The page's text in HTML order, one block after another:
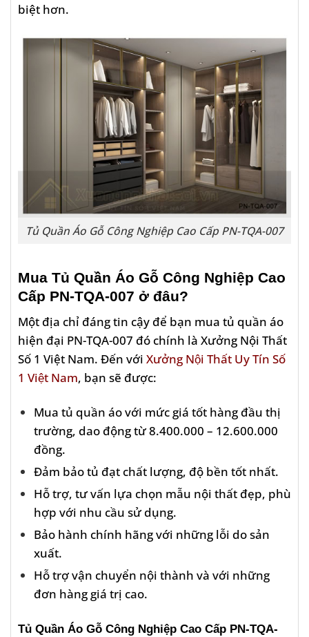
biệt hơn.
Tủ Quần Áo Gỗ Công Nghiệp Cao Cấp PN-TQA-007
Mua Tủ Quần Áo Gỗ Công Nghiệp Cao
Cấp PN-TQA-007 ở đâu?
Một địa chỉ đáng tin cậy để bạn mua tủ quần áo
hiện đại PN-TQA-007 đó chính là Xưởng Nội Thất
Số 1 Việt Nam. Đến với Xưởng Nội Thất Uy Tín Số
1 Việt Nam, bạn sẽ được:
Mua tủ quần áo với mức giá tốt hàng đầu thị
trường, dao động từ 8.400.000 – 12.600.000
đồng.
Đảm bảo tủ đạt chất lượng, độ bền tốt nhất.
Hỗ trợ, tư vấn lựa chọn mẫu nội thất đẹp, phù
hợp với nhu cầu sử dụng.
Bảo hành chính hãng với những lỗi do sản
xuất.
Hỗ trợ vận chuyển nội thành và với những
đơn hàng giá trị cao.
Tủ Quần Áo Gỗ Công Nghiệp Cao Cấp PN-TQA-